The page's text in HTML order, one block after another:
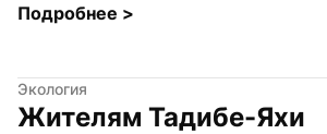
Подробнее >
Экология
Жителям Тадибе-Яхи